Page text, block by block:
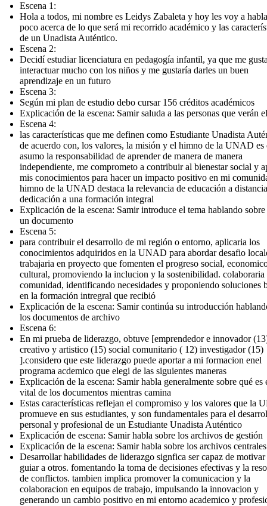
Escena 1:
Hola a todos, mi nombre es Leidys Zabaleta y hoy les voy a
poco acerca de lo que será mi recorrido académico y las
de un Unadista Auténtico.
Escena 2:
Decidí estudiar licenciatura en pedagogía infantil, ya que me
interactuar mucho con los niños y me gustaría darles un buen
aprendizaje en un futuro
Escena 3:
Según mi plan de estudio debo cursar 156 créditos académicos
Explicación de la escena: Samir saluda a las personas que verán
Escena 4:
las características que me definen como Estudiante Unadista
de acuerdo con, los valores, la misión y el himno de la UNAD es
asumo la responsabilidad de aprender de manera de manera
independiente, me comprometo a contribuir al bienestar social y
mis conocimientos para hacer un impacto positivo en mi
himno de la UNAD destaca la relevancia de educación a
dedicación a una formación integral
Explicación de la escena: Samir introduce el tema hablando sobre
un documento
Escena 5:
para contribuir el desarrollo de mi región o entorno, aplicaria los
conocimientos adquiridos en la UNAD para abordar desafio
trabajaria en proyecto que fomenten el progreso social,
cultural, promoviendo la inclucion y la sostenibilidad. colaboraria
comunidad, identificando necesidades y proponiendo soluciones
en la formación intregral que recibió
Explicación de la escena: Samir continúa su introducción
los documentos de archivo
Escena 6:
En mi prueba de liderazgo, obtuve [emprendedor e innovador
creativo y artistico (15) social comunitario ( 12) investigador (15)
].considero que este liderazgo puede aportar a mi formacion enel
programa acdemico que elegi de las siguientes maneras
Explicación de la escena: Samir habla generalmente sobre qué es
vital de los documentos mientras camina
Estas características reflejan el compromiso y los valores que la
promueve en sus estudiantes, y son fundamentales para el
personal y profesional de un Estudiante Unadista Auténtico
Explicación de escena: Samir habla sobre los archivos de gestión
Explicación de la escena: Samir habla sobre los archivos centrales
Desarrollar habilidades de liderazgo signfica ser capaz de
guiar a otros. fomentando la toma de decisiones efectivas y la
de conflictos. tambien implica promover la comunicacion y la
colaboracion en equipos de trabajo, impulsando la innovacion y
generando un cambio positivo en mi entorno academico y